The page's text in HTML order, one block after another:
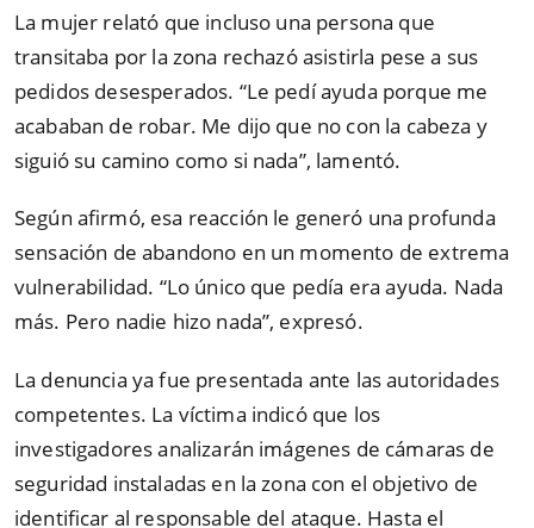
La mujer relató que incluso una persona que
transitaba por la zona rechazó asistirla pese a sus
pedidos desesperados. “Le pedí ayuda porque me
acababan de robar. Me dijo que no con la cabeza y
siguió su camino como si nada”, lamentó.
Según afirmó, esa reacción le generó una profunda
sensación de abandono en un momento de extrema
vulnerabilidad. “Lo único que pedía era ayuda. Nada
más. Pero nadie hizo nada”, expresó.
La denuncia ya fue presentada ante las autoridades
competentes. La víctima indicó que los
investigadores analizarán imágenes de cámaras de
seguridad instaladas en la zona con el objetivo de
identificar al responsable del ataque. Hasta el